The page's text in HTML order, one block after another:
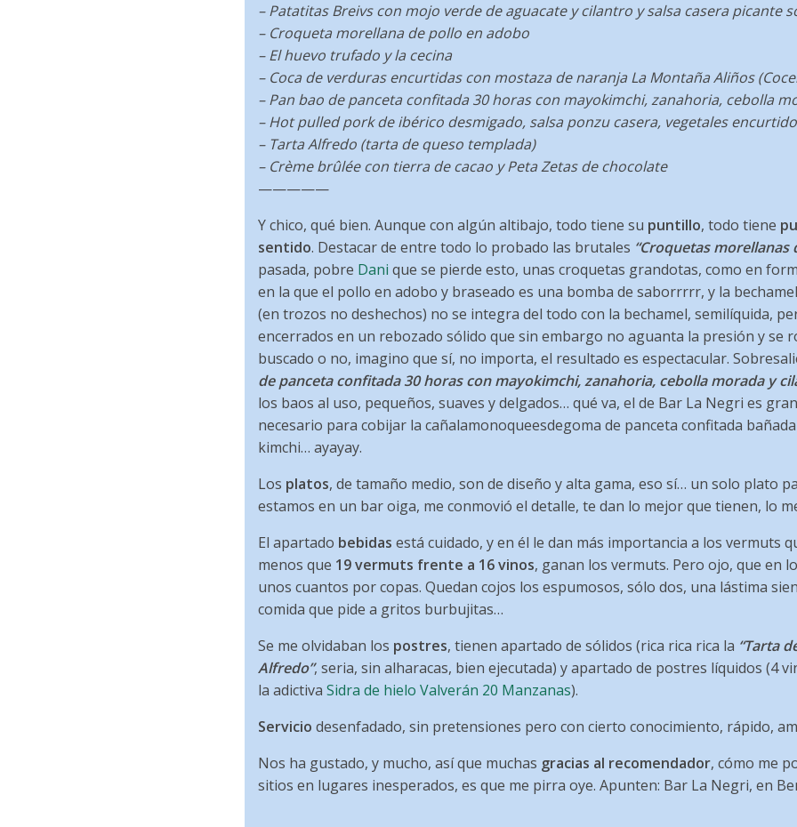
– Patatitas Breivs con mojo verde de aguacate y cilantro y salsa casera picante
– Croqueta morellana de pollo en adobo
– El huevo trufado y la cecina
– Coca de verduras encurtidas con mostaza de naranja La Montaña Aliños
– Pan bao de panceta confitada 30 horas con mayokimchi, zanahoria, cebolla
– Hot pulled pork de ibérico desmigado, salsa ponzu casera, vegetales
– Tarta Alfredo (tarta de queso templada)
– Crème brûlée con tierra de cacao y Peta Zetas de chocolate
—————
Y chico, qué bien. Aunque con algún altibajo, todo tiene su puntillo, todo tiene
sentido. Destacar de entre todo lo probado las brutales “Croquetas morellanas
pasada, pobre Dani que se pierde esto, unas croquetas grandotas, como en
en la que el pollo en adobo y braseado es una bomba de saborrrrr, y la
(en trozos no deshechos) no se integra del todo con la bechamel, semilíquida,
encerrados en un rebozado sólido que sin embargo no aguanta la presión y se
buscado o no, imagino que sí, no importa, el resultado es espectacular.
de panceta confitada 30 horas con mayokimchi, zanahoria, cebolla morada y
los baos al uso, pequeños, suaves y delgados… qué va, el de Bar La Negri es
necesario para cobijar la cañalamonoqueesdegoma de panceta confitada
kimchi… ayayay.
Los platos, de tamaño medio, son de diseño y alta gama, eso sí… un solo plato
estamos en un bar oiga, me conmovió el detalle, te dan lo mejor que tienen, lo
El apartado bebidas está cuidado, y en él le dan más importancia a los vermuts
menos que 19 vermuts frente a 16 vinos, ganan los vermuts. Pero ojo, que en
unos cuantos por copas. Quedan cojos los espumosos, sólo dos, una lástima
comida que pide a gritos burbujitas…
Se me olvidaban los postres, tienen apartado de sólidos (rica rica rica la “Tarta
Alfredo”, seria, sin alharacas, bien ejecutada) y apartado de postres líquidos (4
la adictiva Sidra de hielo Valverán 20 Manzanas).
Servicio desenfadado, sin pretensiones pero con cierto conocimiento, rápido,
Nos ha gustado, y mucho, así que muchas gracias al recomendador, cómo me
sitios en lugares inesperados, es que me pirra oye. Apunten: Bar La Negri, en